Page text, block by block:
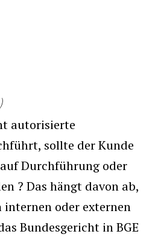
autorisierte
sollte der Kunde
Durchführung oder
? Das hängt davon ab,
internen oder externen
Bundesgericht in BGE